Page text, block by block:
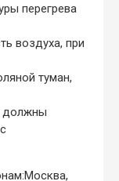
перегрева
воздуха, при
туман,
должны
Москва,